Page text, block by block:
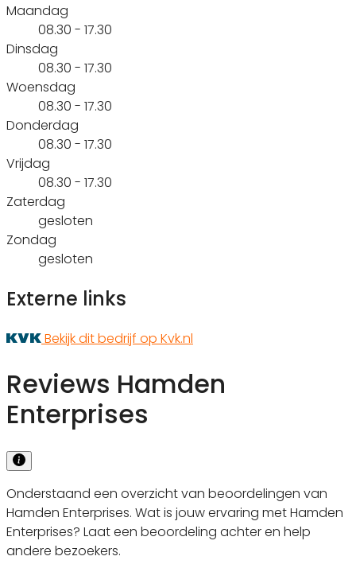
Maandag
08.30 - 17.30
Dinsdag
08.30 - 17.30
Woensdag
08.30 - 17.30
Donderdag
08.30 - 17.30
Vrijdag
08.30 - 17.30
Zaterdag
gesloten
Zondag
gesloten
Externe links
Bekijk dit bedrijf op Kvk.nl
Reviews Hamden
Enterprises
Onderstaand een overzicht van beoordelingen van
Hamden Enterprises. Wat is jouw ervaring met Hamden
Enterprises? Laat een beoordeling achter en help
andere bezoekers.